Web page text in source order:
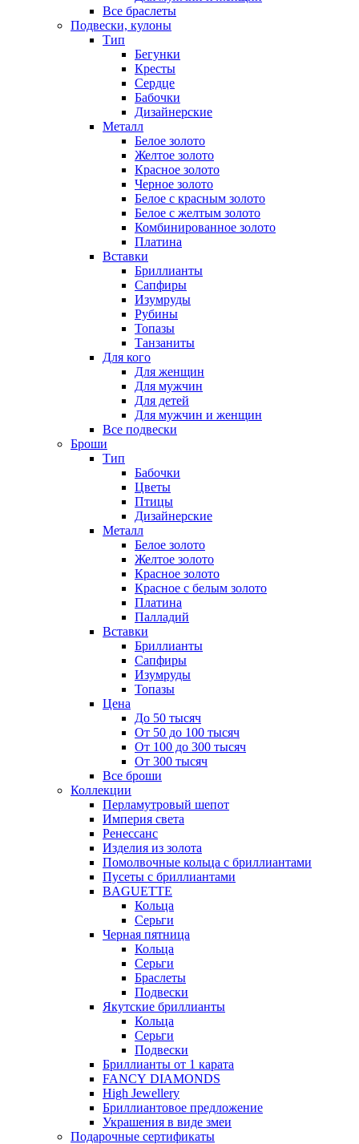
Все браслеты
Подвески, кулоны
Тип
Бегунки
Кресты
Сердце
Бабочки
Дизайнерские
Металл
Белое золото
Желтое золото
Красное золото
Черное золото
Белое с красным золото
Белое с желтым золото
Комбинированное золото
Платина
Вставки
Бриллианты
Сапфиры
Изумруды
Рубины
Топазы
Танзаниты
Для кого
Для женщин
Для мужчин
Для детей
Для мужчин и женщин
Все подвески
Броши
Тип
Бабочки
Цветы
Птицы
Дизайнерские
Металл
Белое золото
Желтое золото
Красное золото
Красное с белым золото
Платина
Палладий
Вставки
Бриллианты
Сапфиры
Изумруды
Топазы
Цена
До 50 тысяч
От 50 до 100 тысяч
От 100 до 300 тысяч
От 300 тысяч
Все броши
Коллекции
Перламутровый шепот
Империя света
Ренессанс
Изделия из золота
Помолвочные кольца с бриллиантами
Пусеты с бриллиантами
BAGUETTE
Кольца
Серьги
Черная пятница
Кольца
Серьги
Браслеты
Подвески
Якутские бриллианты
Кольца
Серьги
Подвески
Бриллианты от 1 карата
FANCY DIAMONDS
High Jewellery
Бриллиантовое предложение
Украшения в виде змеи
Подарочные сертификаты